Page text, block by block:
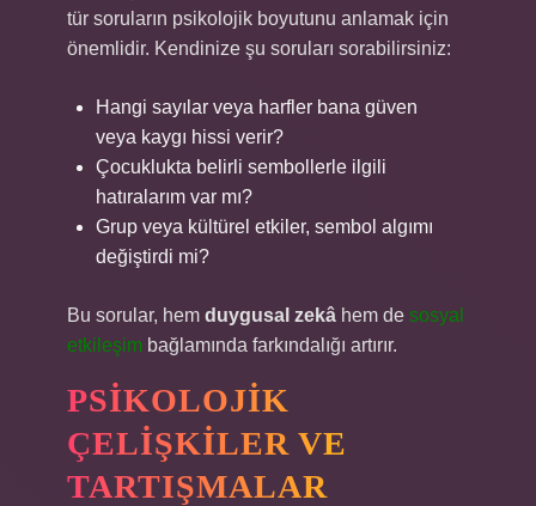
tür soruların psikolojik boyutunu anlamak için
önemlidir. Kendinize şu soruları sorabilirsiniz:
Hangi sayılar veya harfler bana güven
veya kaygı hissi verir?
Çocuklukta belirli sembollerle ilgili
hatıralarım var mı?
Grup veya kültürel etkiler, sembol algımı
değiştirdi mi?
Bu sorular, hem duygusal zekâ hem de sosyal
etkileşim bağlamında farkındalığı artırır.
PSIKOLOJIK
ÇELIŞKILER VE
TARTIŞMALAR